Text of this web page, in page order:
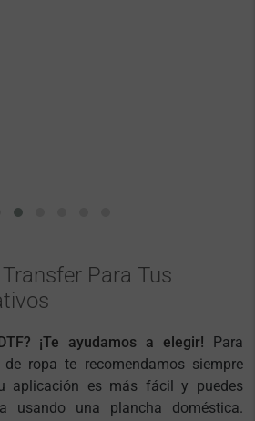
Para Tus
¡Te ayudamos a elegir! Para
de ropa te recomendamos siempre
aplicación es más fácil y puedes
usando una plancha doméstica.